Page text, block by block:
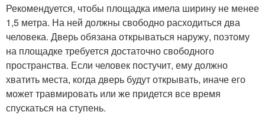
Рекомендуется, чтобы площадка имела ширину не менее
1,5 метра. На ней должны свободно расходиться два
человека. Дверь обязана открываться наружу, поэтому
на площадке требуется достаточно свободного
пространства. Если человек постучит, ему должно
хватить места, когда дверь будут открывать, иначе его
может травмировать или же придется все время
спускаться на ступень.